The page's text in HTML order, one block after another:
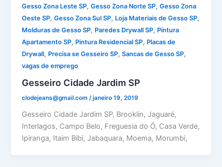
Gesso Zona Leste SP,Gesso Zona Norte SP,Gesso Zona
Oeste SP,Gesso Zona Sul SP, Loja Materiais de Gesso SP,
Molduras de Gesso SP, Paredes Drywall SP, Pintura
Apartamento SP, Pintura Residencial SP, Placas de
Drywall, Precisa se Gesseiro SP,Sancas de Gesso SP,
vagas de emprego
Gesseiro Cidade Jardim SP
clodejeans@gmail.com/janeiro 19, 2019
Gesseiro Cidade Jardim SP, Brooklin, Jaguaré,
Interlagos, Campo Belo, Freguesia do Ó, Casa Verde,
Ipiranga, Itaim Bibi, Jabaquara, Moema, Morumbi,